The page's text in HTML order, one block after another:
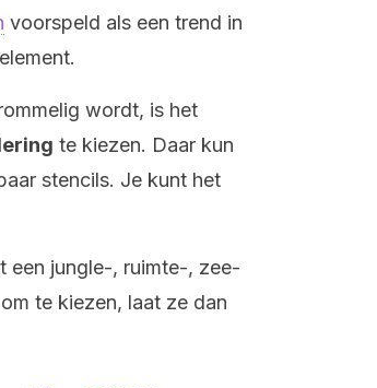
voorspeld als een trend in
wordt, is het
te kiezen. Daar kun
stencils. Je kunt het
een jungle-, ruimte-, zee-
te kiezen, laat ze dan